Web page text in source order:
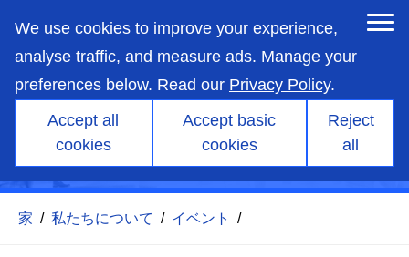
We use cookies to improve your experience,
analyse traffic, and measure ads. Manage your
preferences below. Read our Privacy Policy.
Accept all
cookies
Accept basic
cookies
Reject
all
main
content
SAE エネルギー＆推進会議お
よび展示会 2025
家 / 私たちについて / イベント /